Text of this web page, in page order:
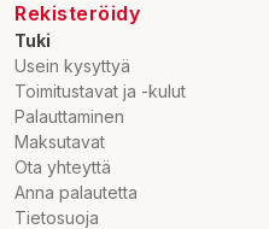
Rekisteröidy
Tuki
Usein kysyttyä
Toimitustavat ja -kulut
Palauttaminen
Maksutavat
Ota yhteyttä
Anna palautetta
Tietosuoja